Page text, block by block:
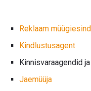
Reklaam
Kindlustusagent
Kinnisvaraagendid
Jaemüüja